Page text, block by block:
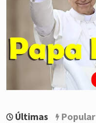
Últimas Popular